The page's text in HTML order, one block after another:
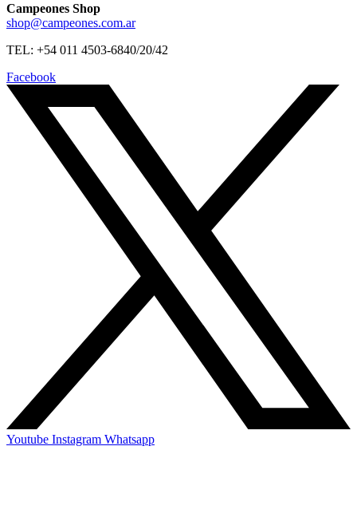
Campeones Shop
shop@campeones.com.ar
TEL: +54 011 4503-6840/20/42
Facebook
Youtube Instagram Whatsapp